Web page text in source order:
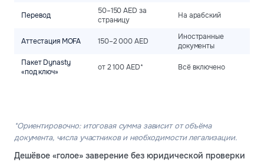
Перевод
50–150 AED за
страницу
На арабский
Аттестация MOFA 150–2 000 AED
Иностранные
документы
Пакет Dynasty
«под ключ»
от 2 100 AED* Всё включено
*Ориентировочно: итоговая сумма зависит от объёма
документа, числа участников и необходимости легализации.
Дешёвое «голое» заверение без юридической проверки